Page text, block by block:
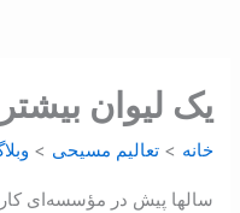
یک لیوان
خانه تعالیم مسیحی
سالها پیش در مؤسسه‌ای